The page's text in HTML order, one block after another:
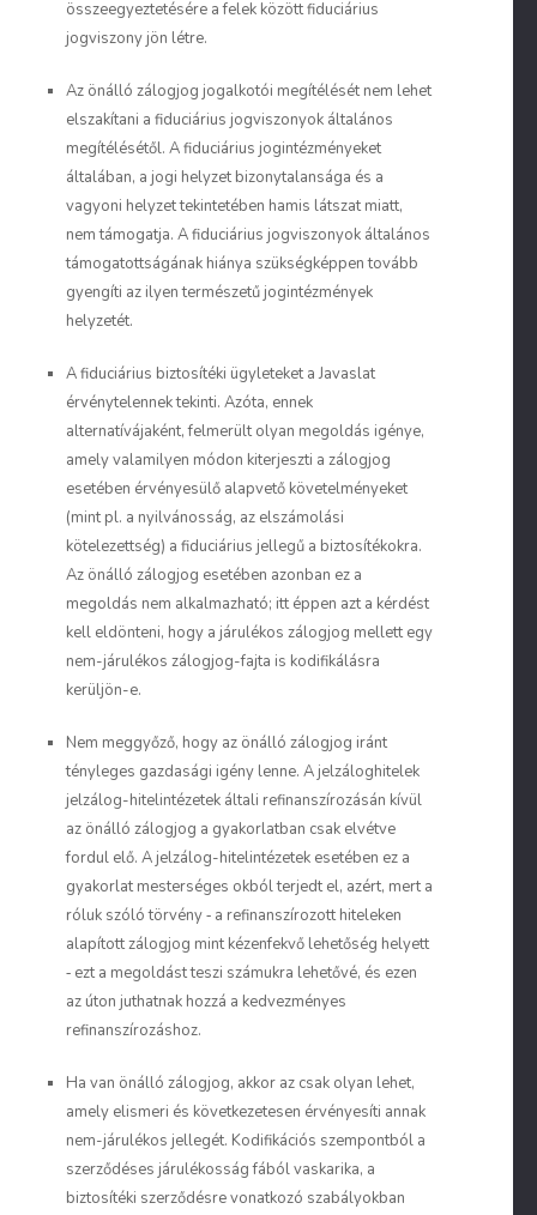
összeegyeztetésére a felek közöttfiduciárius
jogviszony jön létre.
Az önálló zálogjog jogalkotói megítélését nem lehet
elszakítani a fiduciárius jogviszonyok általános
megítélésétől. A fiduciárius jogintézményeket
általában, a jogi helyzet bizonytalansága és a
vagyoni helyzet tekintetében hamis látszat miatt,
nem támogatja. A fiduciárius jogviszonyok általános
támogatottságának hiánya szükségképpen tovább
gyengíti az ilyen természetű jogintézmények
helyzetét.
A fiduciárius biztosítéki ügyleteket a Javaslat
érvénytelennek tekinti. Azóta, ennek
alternatívájaként, felmerült olyan megoldás igénye,
amely valamilyen módon kiterjeszti a zálogjog
esetében érvényesülő alapvető követelményeket
(mint pl. a nyilvánosság, az elszámolási
kötelezettség) a fiduciárius jellegű a biztosítékokra.
Az önálló zálogjog esetében azonban ez a
megoldás nem alkalmazható; itt éppen azt a kérdést
kell eldönteni, hogy a járulékos zálogjog mellett egy
nem-járulékos zálogjog-fajta is kodifikálásra
kerüljön-e.
Nem meggyőző, hogy az önálló zálogjog iránt
tényleges gazdasági igény lenne. A jelzáloghitelek
jelzálog-hitelintézetek általi refinanszírozásán kívül
az önálló zálogjog a gyakorlatban csak elvétve
fordul elő. A jelzálog-hitelintézetek esetében ez a
gyakorlat mesterséges okból terjedt el, azért, mert a
róluk szóló törvény ‑ a refinanszírozott hiteleken
alapított zálogjog mint kézenfekvő lehetőség helyett
‑ ezt a megoldást teszi számukra lehetővé, és ezen
az úton juthatnak hozzá a kedvezményes
refinanszírozáshoz.
Ha van önálló zálogjog, akkor az csak olyan lehet,
amely elismeri és következetesen érvényesíti annak
nem-járulékos jellegét. Kodifikációs szempontból a
szerződéses járulékosságfából vaskarika, a
biztosítéki szerződésre vonatkozó szabályokban